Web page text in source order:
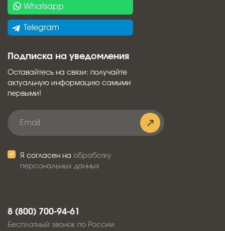
Whatsapp
Telegram
Подписка на уведомления
Оставайтесь на связи: получайте
актуальную информацию самыми
первыми!
Я согласен на обработку
персональных данных
8 (800) 700-94-61
Бесплатный звонок по России